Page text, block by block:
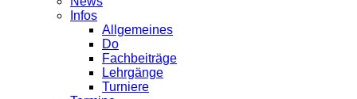
Infos
Allgemeines
Do
Fachbeiträge
Lehrgänge
Turniere